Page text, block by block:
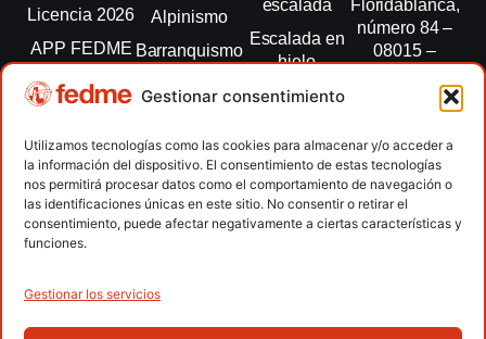
Gestionar consentimiento
Utilizamos tecnologías como las cookies para almacenar y/o acceder a
la información del dispositivo. El consentimiento de estas tecnologías
nos permitirá procesar datos como el comportamiento de navegación o
las identificaciones únicas en este sitio. No consentir o retirar el
consentimiento, puede afectar negativamente a ciertas características y
funciones.
Gestionar los servicios
Licencia 2026
APP FEDME
Transparencia
autonómicas
Clubes
Contacto
Alpinismo
Barranquismo
montaña
Escalada
Escalada
paralimpica
escalada
Escalada en
hielo
Esquí de
Marcha
Nórdica
Raquetas de
nieve
Floridablanca,
número 84 –
08015 –
fedme@fedme.es
934 264 267